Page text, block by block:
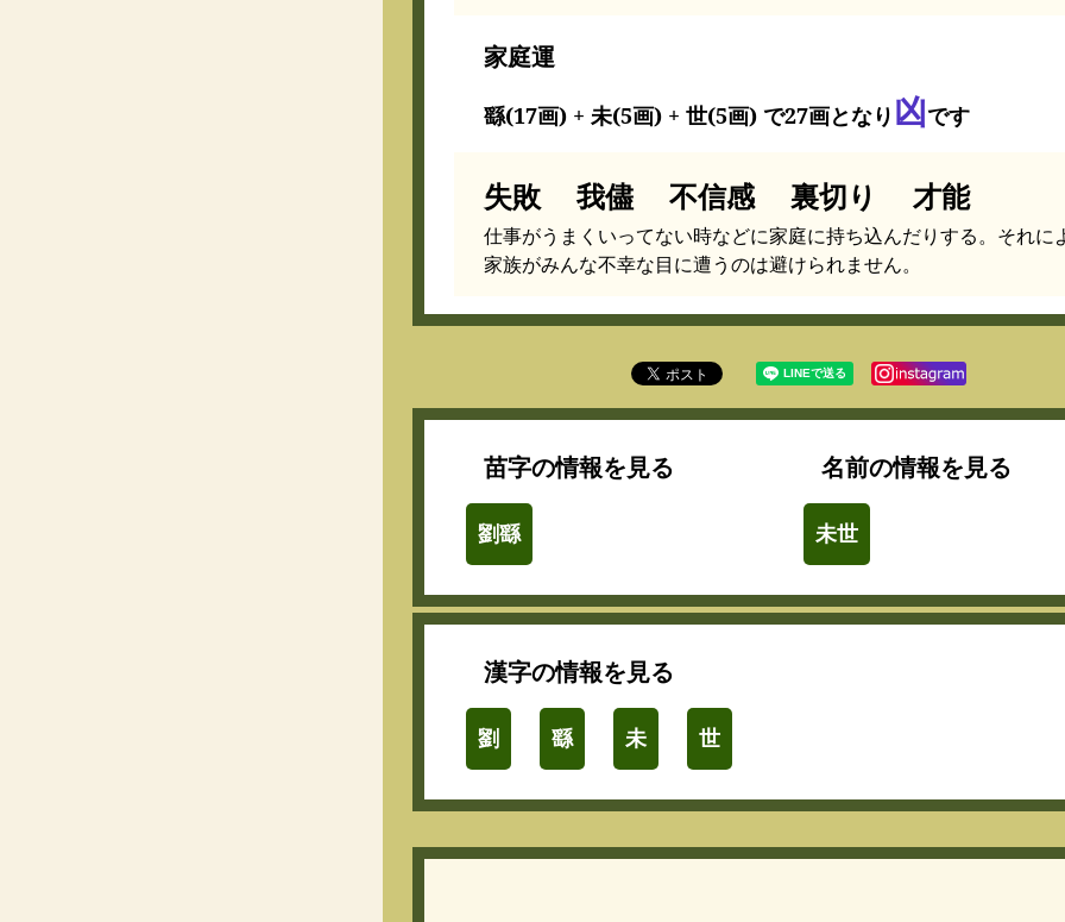
家庭運
繇(17画) + 未(5画) + 世(5画) で27画となり 凶です
失敗 我儘 不信感 裏切り 才能
仕事がうまくいってない時などに家庭に持ち込んだりする。それに
家族がみんな不幸な目に遭うのは避けられません。
苗字の情報を見る
劉繇
名前の情報を見る
未世
漢字の情報を見る
劉 繇 未 世